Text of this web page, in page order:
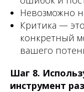
Невозможно
Критика —
конкретный
вашего
Шаг 8.
инструмент